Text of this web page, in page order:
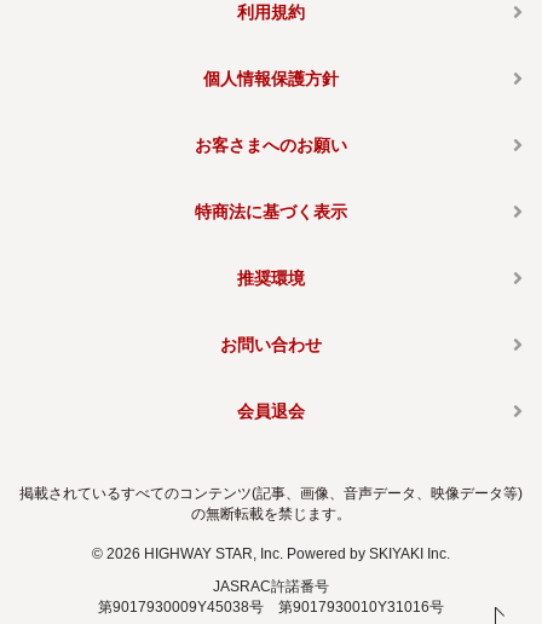
利用規約
個人情報保護方針
お客さまへのお願い
特商法に基づく表示
推奨環境
お問い合わせ
会員退会
掲載されているすべてのコンテンツ(記事、画像、音声データ、映像データ等)
の無断転載を禁じます。
© 2026 HIGHWAY STAR, Inc. Powered by SKIYAKI Inc.
JASRAC許諾番号
第9017930009Y45038号 第9017930010Y31016号